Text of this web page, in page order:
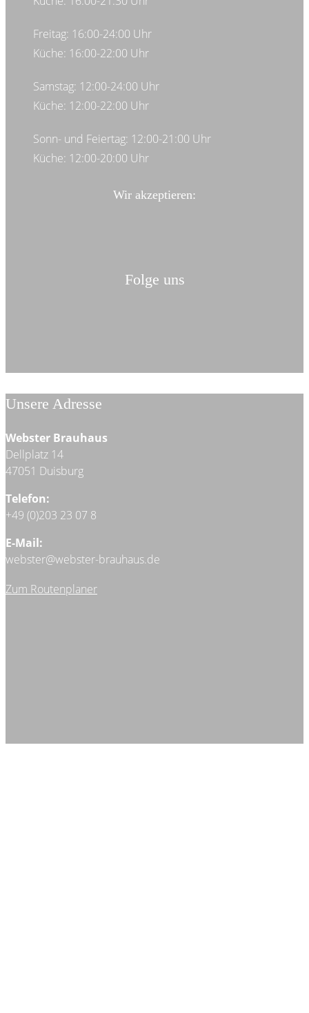
Freitag: 16:00-24:00 Uhr
Küche: 16:00-22:00 Uhr
Samstag: 12:00-24:00 Uhr
Küche: 12:00-22:00 Uhr
Sonn- und Feiertag: 12:00-21:00 Uhr
Küche: 12:00-20:00 Uhr
Wir akzeptieren:
Folge uns
Unsere Adresse
Webster Brauhaus
Dellplatz 14
47051 Duisburg
Telefon:
+49 (0)203 23 07 8
E-Mail:
webster@webster-brauhaus.de
Zum Routenplaner